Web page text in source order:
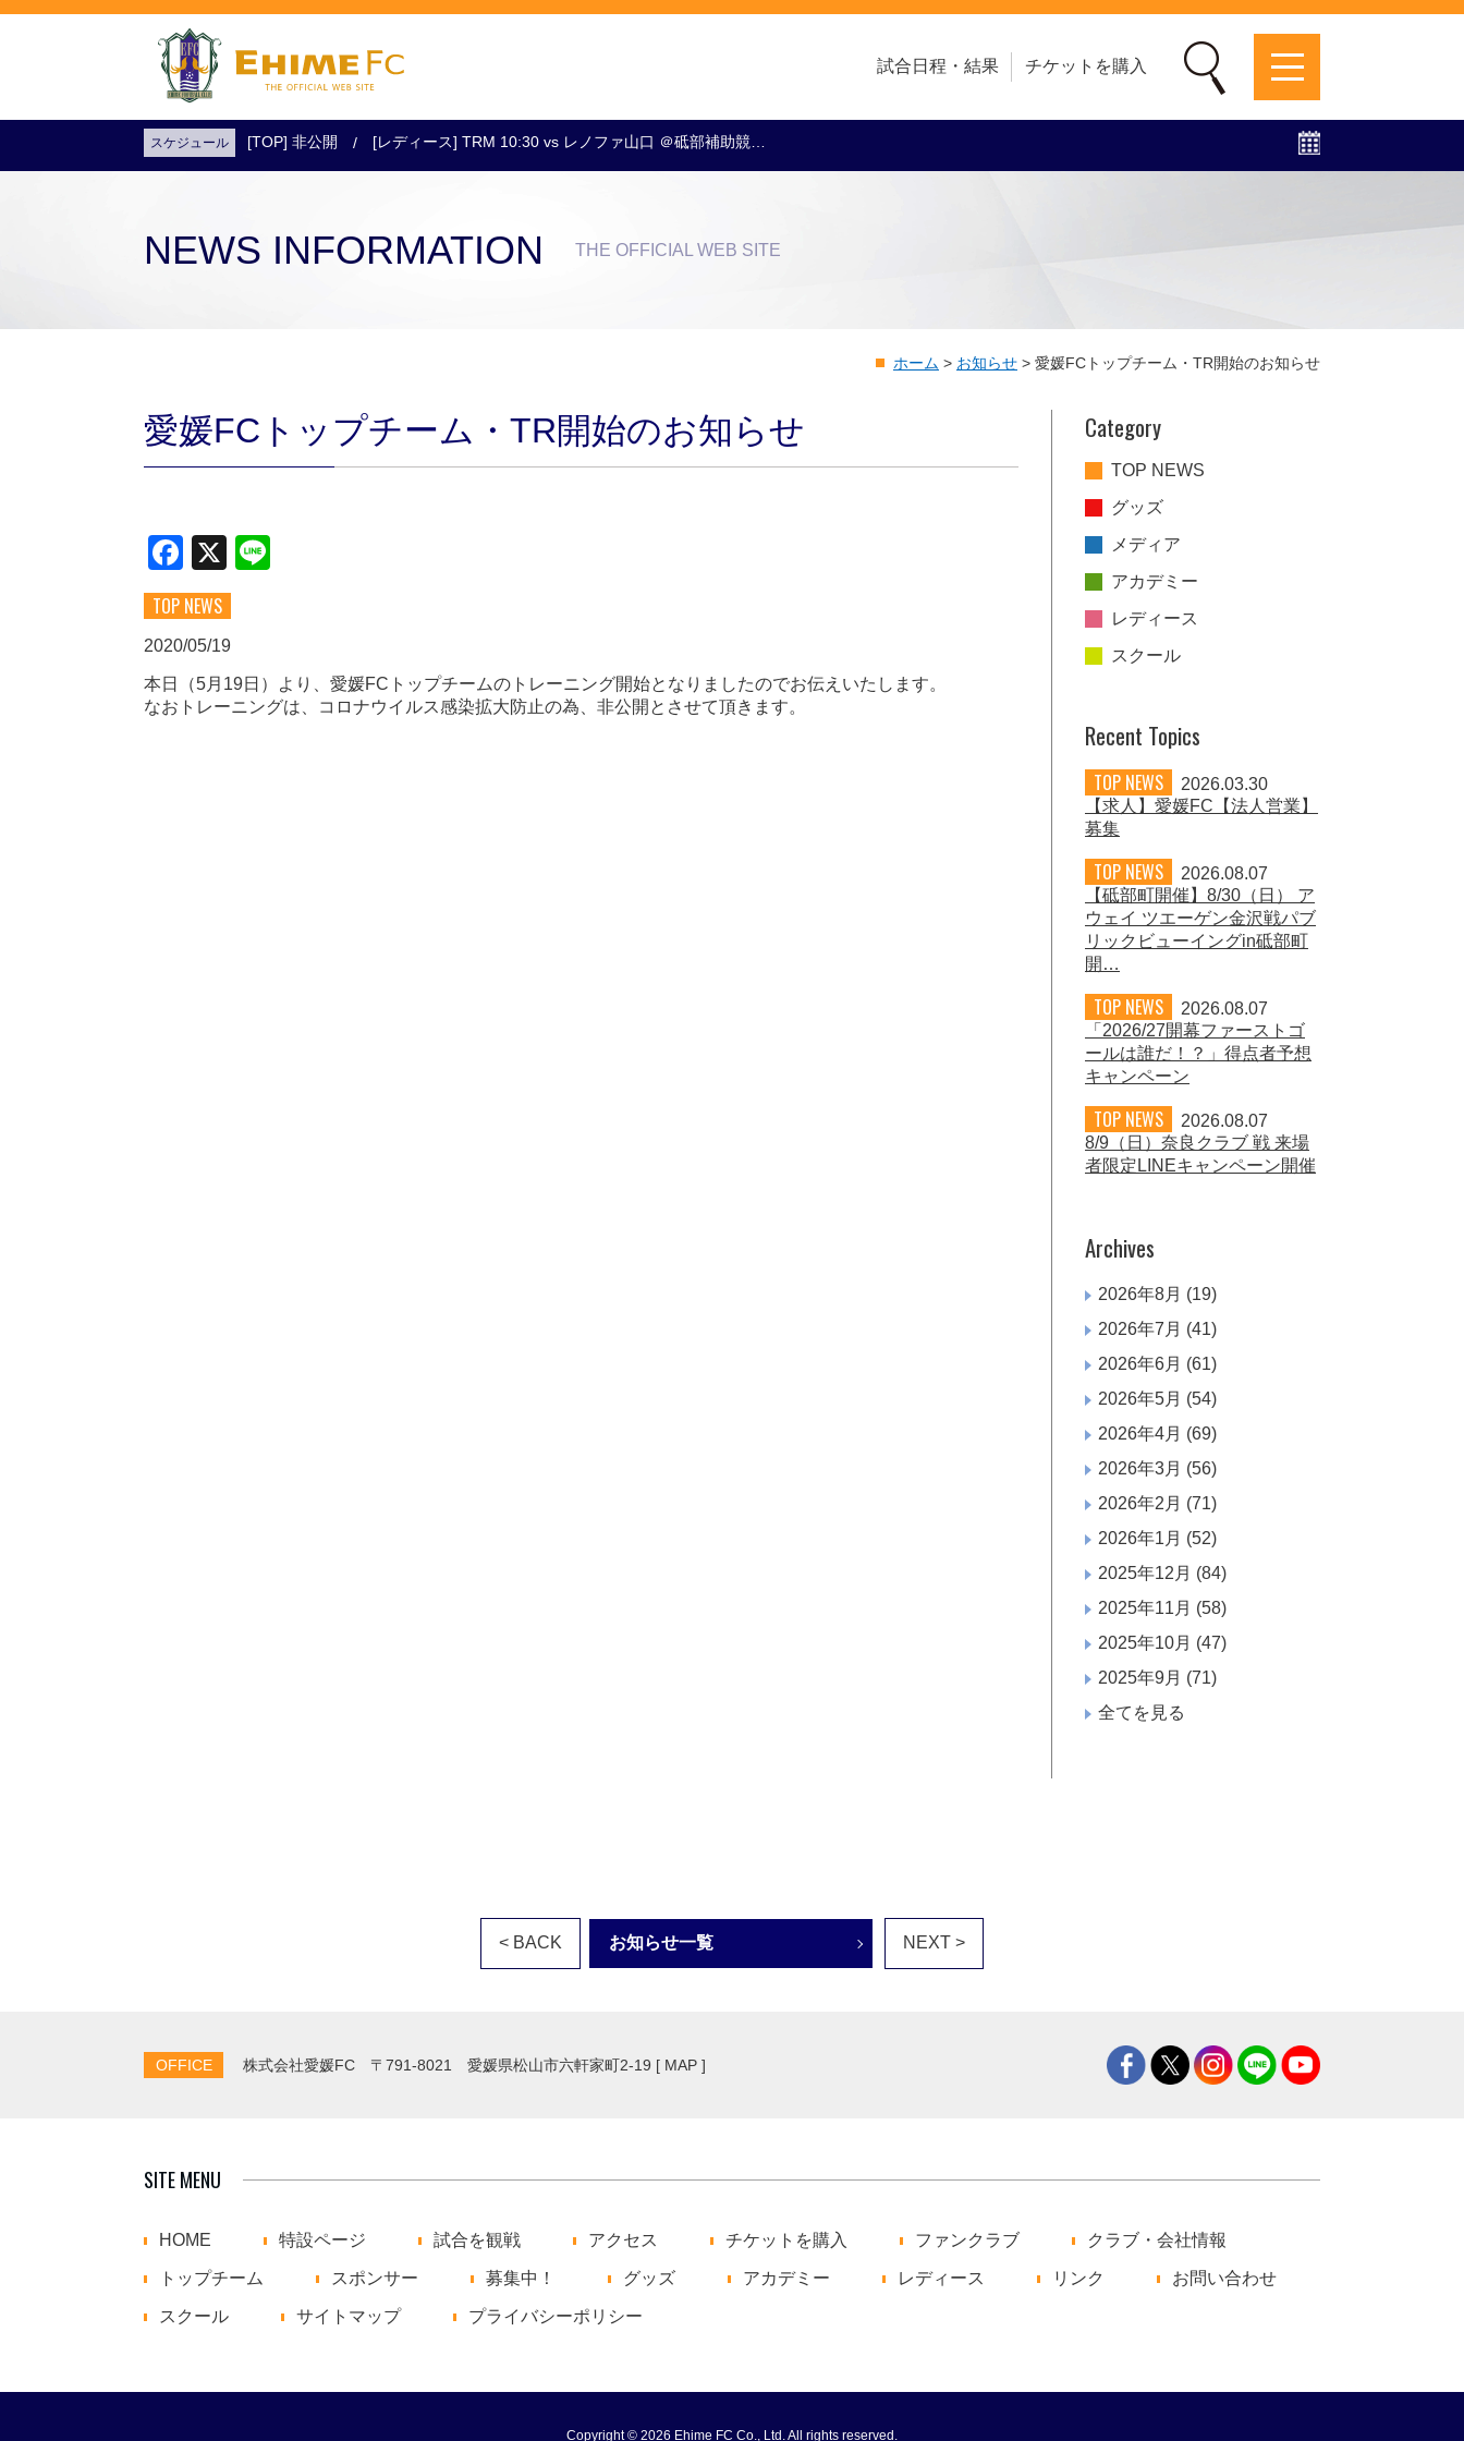
試合日程・結果 チケットを購入
試合日程・結果 アクセス クラブ・会社情報 レディース
スケジュール [TOP] 非公開 [レディース] TRM 10:30 vs レノファ山口 ＠砥部補助競…
NEWS INFORMATION THE OFFICIAL WEB SITE
ホーム > お知らせ > 愛媛FCトップチーム・TR開始のお知らせ
愛媛FCトップチーム・TR開始のお知らせ
Facebook
X
TOP NEWS
2020/05/19
本日（5月19日）より、愛媛FCトップチームのトレーニング開始となりましたのでお伝えいたします。
なおトレーニングは、コロナウイルス感染拡大防止の為、非公開とさせて頂きます。
Category
TOP NEWS
グッズ
メディア
アカデミー
レディース
スクール
Recent Topics
TOP NEWS
2026.03.30
【求人】愛媛FC【法人営業】
募集
TOP NEWS
2026.08.07
【砥部町開催】8/30（日） ア
ウェイ ツエーゲン金沢戦パブ
リックビューイングin砥部町
開…
TOP NEWS
2026.08.07
「2026/27開幕ファーストゴ
ールは誰だ！？」得点者予想
キャンペーン
TOP NEWS
2026.08.07
8/9（日）奈良クラブ 戦 来場
者限定LINEキャンペーン開催
Archives
2026年8月 (19)
2026年7月 (41)
2026年6月 (61)
2026年5月 (54)
2026年4月 (69)
2026年3月 (56)
2026年2月 (71)
2026年1月 (52)
2025年12月 (84)
2025年11月 (58)
2025年10月 (47)
2025年9月 (71)
全てを見る
< BACK お知らせ一覧 NEXT >
OFFICE 株式会社愛媛FC 〒791-8021 愛媛県松山市六軒家町2-19 [ MAP ]
SITE MENU
HOME 特設ページ 試合を観戦 アクセス チケットを購入 ファンクラブ クラブ・会社情報
トップチーム スポンサー 募集中！ グッズ アカデミー レディース リンク お問い合わせ
スクール サイトマップ プライバシーポリシー
Copyright © 2026 Ehime FC Co., Ltd. All rights reserved.